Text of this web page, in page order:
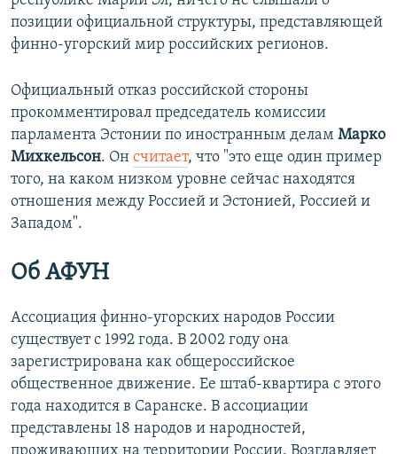
позиции официальной структуры, представляющей
финно-угорский мир российских регионов.
Официальный отказ российской стороны
прокомментировал председатель комиссии
парламента Эстонии по иностранным делам Марко
Михкельсон. Он считает, что "это еще один пример
того, на каком низком уровне сейчас находятся
отношения между Россией и Эстонией, Россией и
Западом".
Об АФУН
Ассоциация финно-угорских народов России
существует с 1992 года. В 2002 году она
зарегистрирована как общероссийское
общественное движение. Ее штаб-квартира с этого
года находится в Саранске. В ассоциации
представлены 18 народов и народностей,